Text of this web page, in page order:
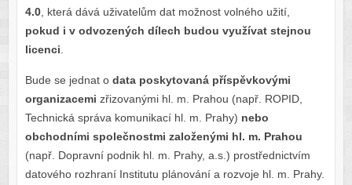
4.0, která dává uživatelům dat možnost volného užití,
pokud i v odvozených dílech budou využívat stejnou
licenci
Bude se jednat odata poskytovaná příspěvkovými
organizacemi zřizovanými hl. m. Prahou (např. ROPID,
Technická správa komunikací hl. m. Prahy) nebo
obchodními společnostmi založenými hl. m. Prahou
(např. Dopravní podnik hl. m. Prahy, a.s.) prostřednictvím
datového rozhraní Institutu plánování a rozvoje hl. m. Prahy.